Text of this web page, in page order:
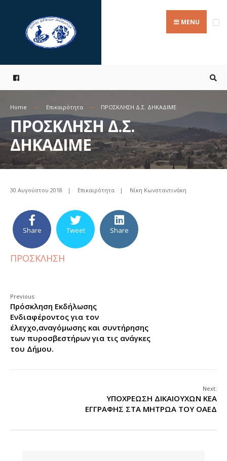
content
MENU
Home Επικαιρότητα ΠΡΟΣΚΛΗΣΗ Δ.Σ. ΔΗΚΑΔΙΜΕ
ΠΡΟΣΚΛΗΣΗ Δ.Σ.
ΔΗΚΑΔΙΜΕ
30 Αυγούστου 2018 | Επικαιρότητα | Νίκη Κωνσταντινάκη
Share Tweet Share
ΠΡΟΣΚΛΗΣΗ
Previous:
Πρόσκληση Εκδήλωσης
Ενδιαφέροντος για τον
έλεγχο,αναγόμωσης και συντήρησης
των πυροσβεστήρων για τις ανάγκες
του Δήμου.
Next:
ΥΠΟΧΡΕΩΣΗ ΔΙΚΑΙΟΥΧΩΝ ΚΕΑ
ΕΓΓΡΑΦΗΣ ΣΤΑ ΜΗΤΡΩΑ ΤΟΥ ΟΑΕΔ
for: